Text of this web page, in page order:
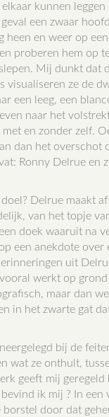
kunnen leggen
een zwaar
heen en weer op
proberen hem op
Mij dunkt dat
visualiseren ze de
een leeg, een
naar het
en zonder zelf.
dan het overschot
Ronny Delrue en
Delrue maakt af
van het topje
doek waaruit na
een anekdote over
uit
werkt op grond
maar dan
in het zwarte gat
bij de
wat ze onthult,
geeft mij geregeld
ik mij ? In een
door dat